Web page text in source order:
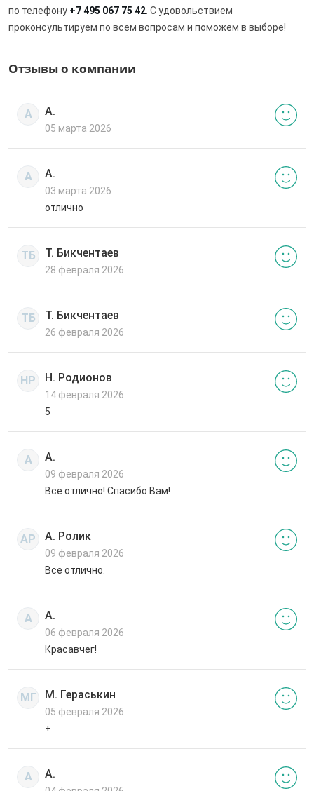
по телефону +7 495 067 75 42 . С удовольствием
проконсультируем по всем вопросам и поможем в выборе!
Отзывы о компании
А А.
05 марта 2026
А А.
03 марта 2026
отлично
ТБ Т. Бикчентаев
28 февраля 2026
ТБ Т. Бикчентаев
26 февраля 2026
НР Н. Родионов
14 февраля 2026
5
А А.
09 февраля 2026
Все отлично! Спасибо Вам!
АР А. Ролик
09 февраля 2026
Все отлично.
А А.
06 февраля 2026
Красавчег!
МГ М. Гераськин
05 февраля 2026
+
А А.